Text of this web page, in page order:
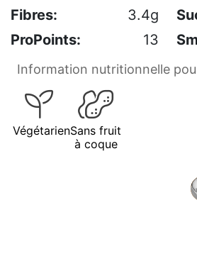
Fibres:
3.4g
ProPoints:
13
Information nutritionnelle
VégétarienSans fruit
à coque